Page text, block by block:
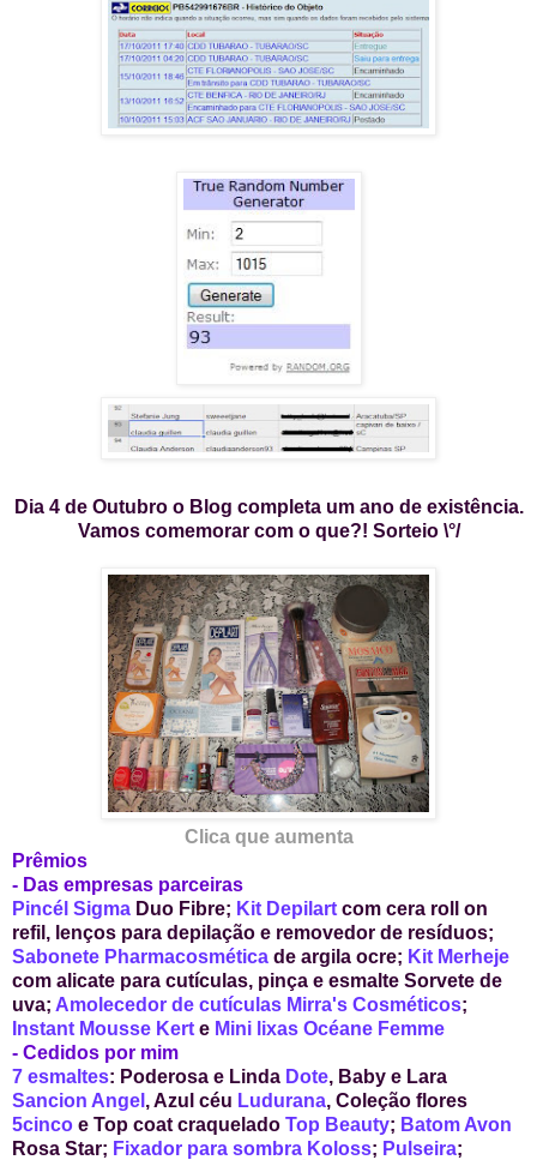
Dia 4 de Outubro o Blog completa um ano de existência.
Vamos comemorar com o que?! Sorteio \°/
Clica que aumenta
Prêmios
- Das empresas parceiras
Pincél Sigma Duo Fibre; Kit Depilart com cera roll on
refil, lenços para depilação e removedor de resíduos;
Sabonete Pharmacosmética de argila ocre; Kit Merheje
com alicate para cutículas, pinça e esmalte Sorvete de
uva; Amolecedor de cutículas Mirra's Cosméticos;
Instant Mousse Kert e Mini lixas Océane Femme
- Cedidos por mim
7 esmaltes: Poderosa e Linda Dote, Baby e Lara
Sancion Angel , Azul céu Ludurana, Coleção flores
5cinco e Top coat craquelado Top Beauty; Batom Avon
Rosa Star; Fixador para sombra Koloss; Pulseira;